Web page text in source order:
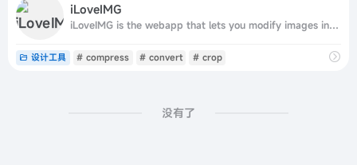
iLoveIMG
iLoveIMG is the webapp that lets you modify images in seconds for free. Crop, resize, compress, convert, and more in just a few clicks!
设计工具 # compress # convert # crop
没有了